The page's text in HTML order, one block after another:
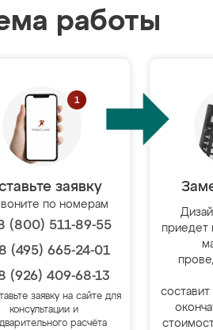
работы
заявку
по номерам
(800) 511-89-55
(495) 665-24-01
(926) 409-68-13
заявку на сайте для
консультации и
расчёта
приедет